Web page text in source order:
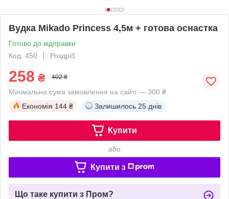
Вудка Mikado Princess 4,5м + готова оснастка
Готово до відправки
Код: 450
Роздріб
258 ₴ 402 ₴
Мінімальна сума замовлення на сайті — 300 ₴
Економія 144 ₴ Залишилось 25 днів
Купити
або
Купити з
Що таке купити з Пром?